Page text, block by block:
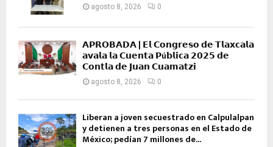
agosto 8, 2026 0
𝗔𝗣𝗥𝗢𝗕𝗔𝗗𝗔 | 𝗘𝗹 𝗖𝗼𝗻𝗴𝗿𝗲𝘀𝗼 𝗱𝗲 𝗧𝗹𝗮𝘅𝗰𝗮𝗹𝗮
𝗮𝘃𝗮𝗹𝗮 𝗹𝗮 𝗖𝘂𝗲𝗻𝘁𝗮 𝗣ú𝗯𝗹𝗶𝗰𝗮 𝟮𝟬𝟮𝟱 𝗱𝗲
𝗖𝗼𝗻𝘁𝗹𝗮 𝗱𝗲 𝗝𝘂𝗮𝗻 𝗖𝘂𝗮𝗺𝗮𝘁𝘇𝗶
agosto 8, 2026 0
Liberan a joven secuestrado en Calpulalpan
y detienen a tres personas en el Estado de
México; pedían 7 millones de...